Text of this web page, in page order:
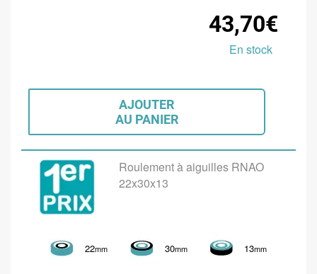
43,70€
En stock
AJOUTER
AU PANIER
Roulement à aiguilles RNAO
22x30x13
22mm 30mm 13mm